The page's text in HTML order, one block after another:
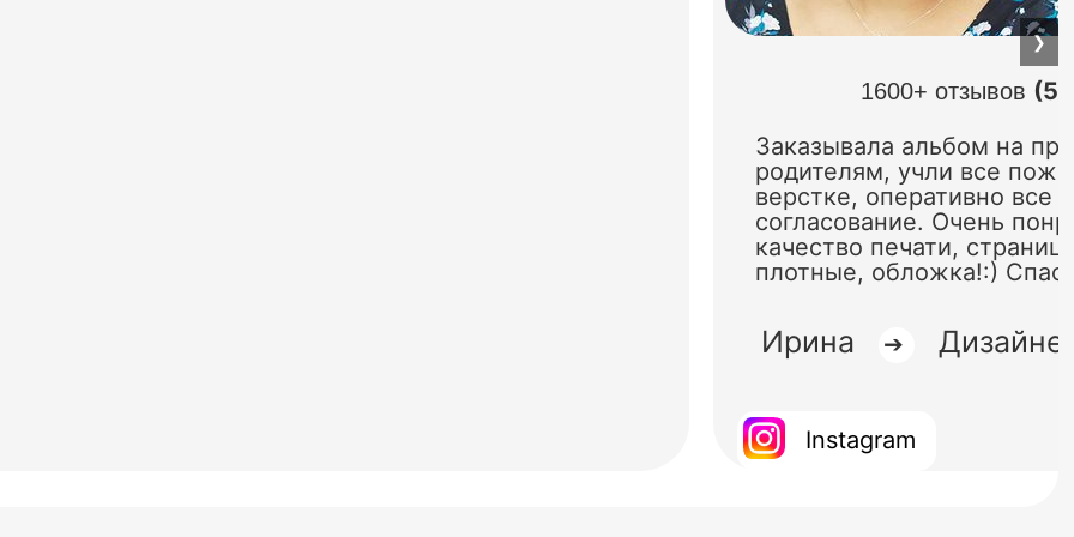
1600+ отзывов
Заказывала альбом на
родителям, учли все
верстке, оперативно все
согласование. Очень
качество печати,
плотные, обложка!:)
Ирина ➔
Instagram
❯